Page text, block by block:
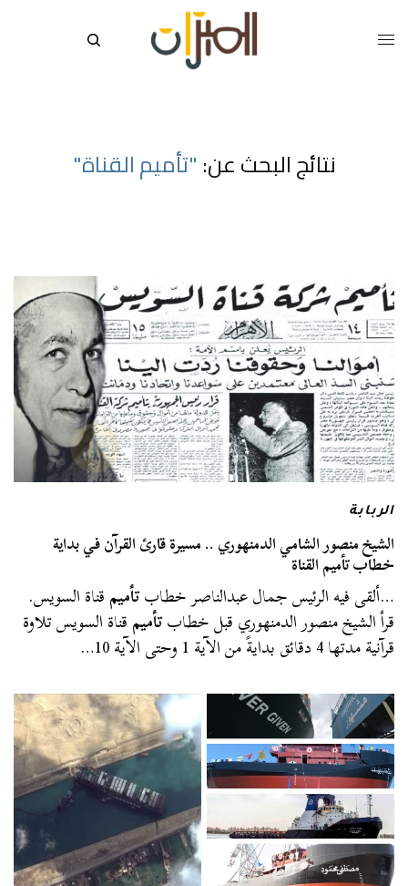
نتائج البحث عن: "تأميم القناة"
الربابة
الشيخ منصور الشامي الدمنهوري .. مسيرة قارئ القرآن في بداية
خطاب تأميم القناة
…ألقى فيه الرئيس جمال عبدالناصر خطابتأميمقناة السويس.
قرأ الشيخ منصور الدمنهوري قبل خطابتأميمقناة السويس تلاوة
قرآنية مدتها 4 دقائق بدايةً من الآية 1 وحتى الآية 10…